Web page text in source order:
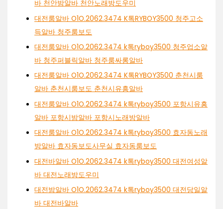
바 천안밤알바 천안노래방도우미
대전룸알바 O1O.2062.3474 K톡RYBOY3500 청주고소
득알바 청주룸보도
대전룸알바 O1O.2062.3474 k톡ryboy3500 청주업소알
바 청주퍼블릭알바 청주룸싸롱알바
대전룸알바 O1O.2062.3474 K톡RYBOY3500 춘천시룸
알바 춘천시룸보도 춘천시유흥알바
대전룸알바 O1O.2062.3474 k톡ryboy3500 포항시유흥
알바 포항시밤알바 포항시노래방알바
대전룸알바 O1O.2062.3474 k톡ryboy3500 효자동노래
방알바 효자동보도사무실 효자동룸보도
대전바알바 O1O.2062.3474 k톡ryboy3500 대전여성알
바 대전노래방도우미
대전밤알바 O1O.2062.3474 k톡ryboy3500 대전당일알
바 대전바알바